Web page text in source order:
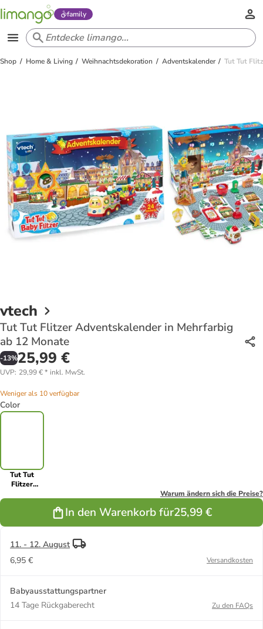
family
Shop Home & Living Weihnachtsdekoration Adventskalender Tut Tut
vtech
Tut Tut Flitzer Adventskalender in Mehrfarbig
ab 12 Monate
-13%25,99 €
UVP: 29,99 €* inkl. MwSt.
Weniger als 10 verfügbar
Color
Tut Tut
Flitzer
Warum ändern sich die Preise?
In den Warenkorb für25,99 €
11. - 12. August
6,95 €
Versandkosten
Babyausstattungspartner
14 Tage Rückgaberecht
Zu den FAQs